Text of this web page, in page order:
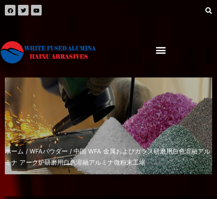
ホーム / WFAパウダー / 中国 WFA 金属およびガラス研磨用白色溶融アル
ミナ アーク炉研磨用白色溶融アルミナ微粉末工場